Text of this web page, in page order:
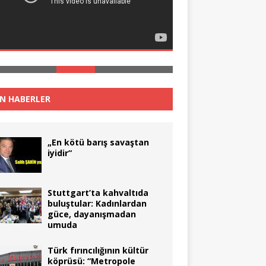
HABERLER
„En kötü barış savaştan
iyidir“
Stuttgart’ta kahvaltıda
buluştular: Kadınlardan
güce, dayanışmadan
umuda
Türk fırıncılığının kültür
köprüsü: “Metropole